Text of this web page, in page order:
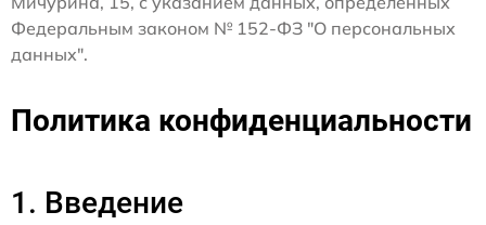
Федеральным законом № 152-ФЗ "О персональных
данных".
Политика конфиденциальности
1. Введение